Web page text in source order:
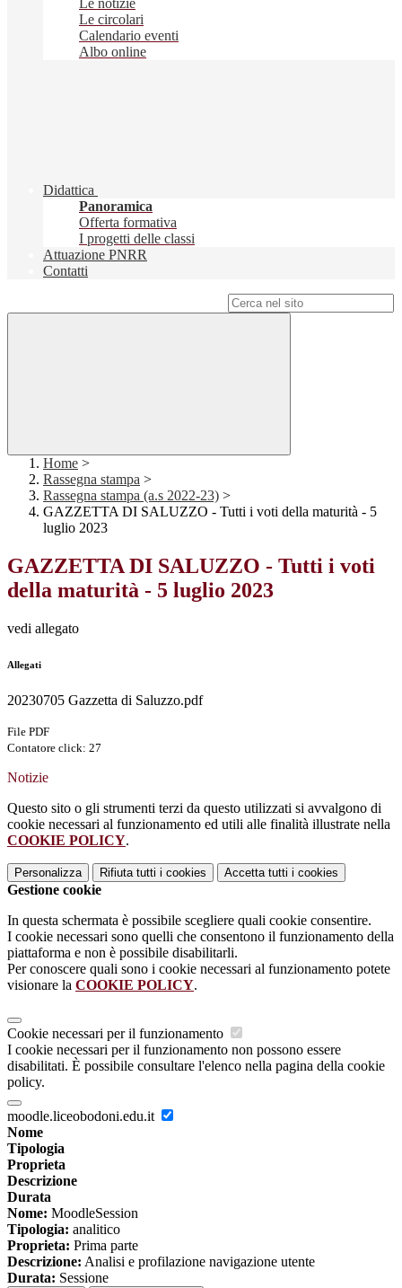
Le notizie
Le circolari
Calendario eventi
Albo online
Didattica
Panoramica
Offerta formativa
I progetti delle classi
Attuazione PNRR
Contatti
Home >
Rassegna stampa >
Rassegna stampa (a.s 2022-23) >
GAZZETTA DI SALUZZO - Tutti i voti della maturità - 5
luglio 2023
GAZZETTA DI SALUZZO - Tutti i voti
della maturità - 5 luglio 2023
vedi allegato
Allegati
20230705 Gazzetta di Saluzzo.pdf
File PDF
Contatore click: 27
Notizie
Questo sito o gli strumenti terzi da questo utilizzati si avvalgono di
cookie necessari al funzionamento ed utili alle finalità illustrate nella
COOKIE POLICY.
Personalizza Rifiuta tutti i cookies Accetta tutti i cookies
Gestione cookie
In questa schermata è possibile scegliere quali cookie consentire.
I cookie necessari sono quelli che consentono il funzionamento della
piattaforma e non è possibile disabilitarli.
Per conoscere quali sono i cookie necessari al funzionamento potete
visionare la COOKIE POLICY.
Cookie necessari per il funzionamento
I cookie necessari per il funzionamento non possono essere
disabilitati. È possibile consultare l'elenco nella pagina della cookie
policy.
moodle.liceobodoni.edu.it
Nome
Tipologia
Proprieta
Descrizione
Durata
Nome: MoodleSession
Tipologia: analitico
Proprieta: Prima parte
Descrizione: Analisi e profilazione navigazione utente
Durata: Sessione